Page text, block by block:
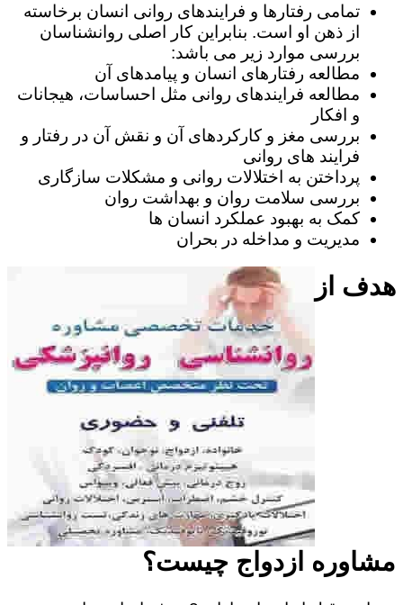
تمامی رفتارها و فرایندهای روانی انسان برخاسته
از ذهن او است. بنابراین کار اصلی روانشناسان
بررسی موارد زیر می باشد:
مطالعه رفتارهای انسان و پیامدهای آن
مطالعه فرایندهای روانی مثل احساسات، هیجانات
و افکار
بررسی مغز و کارکردهای آن و نقش آن در رفتار و
فرایند های روانی
پرداختن به اختلالات روانی و مشکلات سازگاری
بررسی سلامت روان و بهداشت روان
کمک به بهبود عملکرد انسان ها
مدیریت و مداخله در بحران
هدف از
مشاوره ازدواج چیست؟